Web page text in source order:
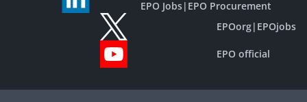
EPO Jobs| EPO Procurement
EPOorg| EPOjobs
EPO official